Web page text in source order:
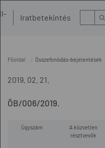
Iratbetekintés Kereső
Főoldal Összefonódás-bejelentések
2019. 02. 21.
ÖB/006/2019.
Ügyszám
A közvetlen
résztvevők